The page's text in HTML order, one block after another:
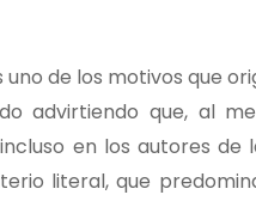
de los motivos que
advirtiendo que, al
en los autores de
literal, que